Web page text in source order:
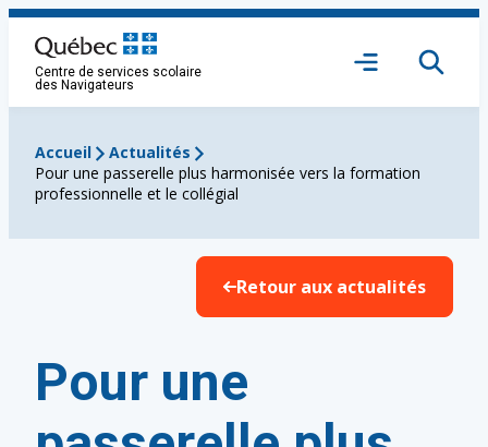
Aller
contenu
Centre de services scolaire
des Navigateurs
Ouvrir
Accueil
Actualités
Pour une passerelle plus harmonisée vers la formation
professionnelle et le collégial
Retour aux actualités
Pour une